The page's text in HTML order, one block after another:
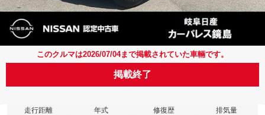
このクルマは2026/07/04まで掲載されていた車輛です。
掲載終了
走行距離 年式 修復歴 排気量